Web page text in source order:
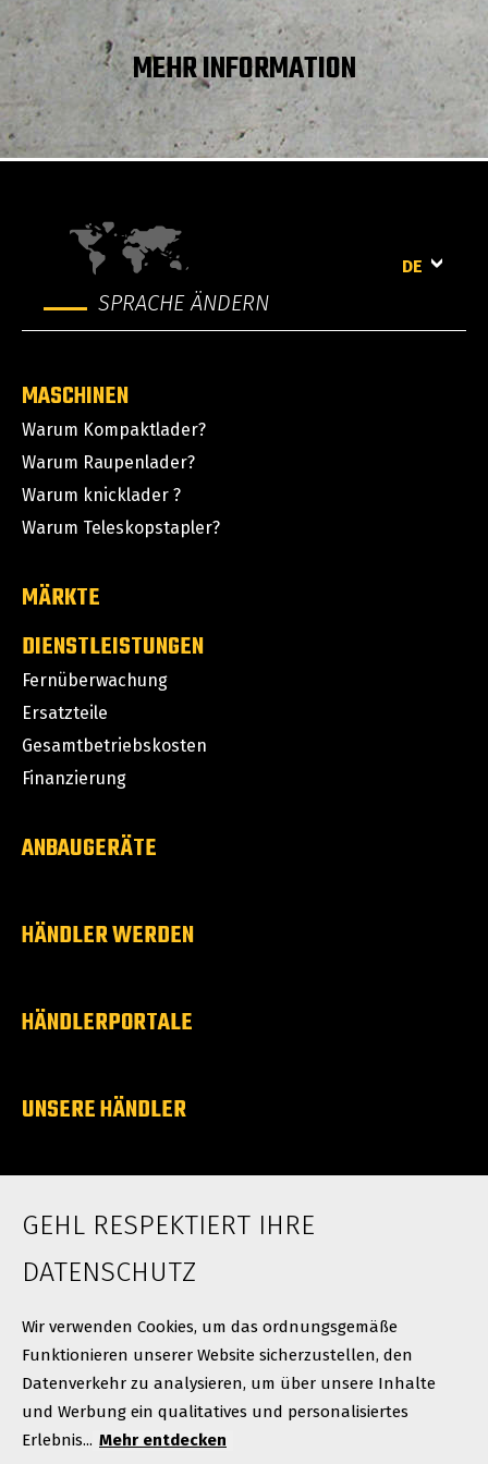
Bodenfreiheit 0.25 m
Schürftiefe der Schaufel 75336.40 mm
Höhe bis Schaufeldrehpunkt – bei max.
Hubhöhe
3161 mm
MEHR INFORMATION
SPRACHE ÄNDERN
DE
MASCHINEN
Warum Kompaktlader?
Warum Raupenlader?
Warum knicklader ?
Warum Teleskopstapler?
MÄRKTE
DIENSTLEISTUNGEN
Fernüberwachung
Ersatzteile
Gesamtbetriebskosten
Finanzierung
ANBAUGERÄTE
HÄNDLER WERDEN
HÄNDLERPORTALE
UNSERE HÄNDLER
Karriere
Neuigkeiten
GEHL RESPEKTIERT IHRE
DATENSCHUTZ
Wir verwenden Cookies, um das ordnungsgemäße
Funktionieren unserer Website sicherzustellen, den
Datenverkehr zu analysieren, um über unsere Inhalte
und Werbung ein qualitatives und personalisiertes
Erlebnis... Mehr entdecken